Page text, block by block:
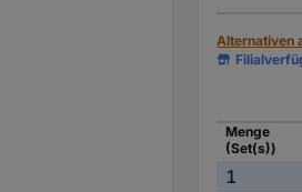
Alternativen
Menge
(Set(s))
1